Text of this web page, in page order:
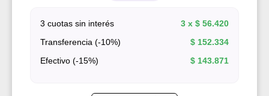
3 cuotas sin interés 3 x $ 56.420
Transferencia (-10%)
$ 152.334
Efectivo (-15%)
$ 143.871